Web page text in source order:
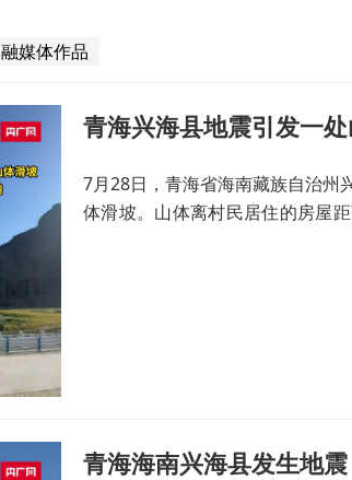
融媒体作品
青海兴海县地震引发一
7月28日，青海省海南藏族自治州
体滑坡。山体离村民居住的房屋
青海海南兴海县发生地